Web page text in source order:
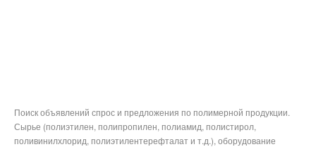
Поиск объявлений спрос и предложения по полимерной продукции.
Сырье (полиэтилен, полипропилен, полиамид, полистирол,
поливинилхлорид, полиэтилентерефталат и т.д.), оборудование